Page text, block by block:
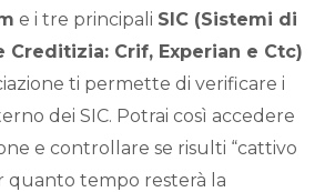
e i tre principali SIC (Sistemi di
Creditizia: Crif, Experian e Ctc)
ti permette di verificare i
dei SIC. Potrai così accedere
e controllare se risulti “cattivo
quanto tempo resterà la